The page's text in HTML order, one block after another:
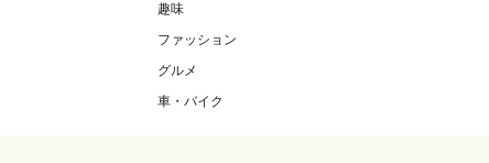
趣味
ファッション
グルメ
車・バイク